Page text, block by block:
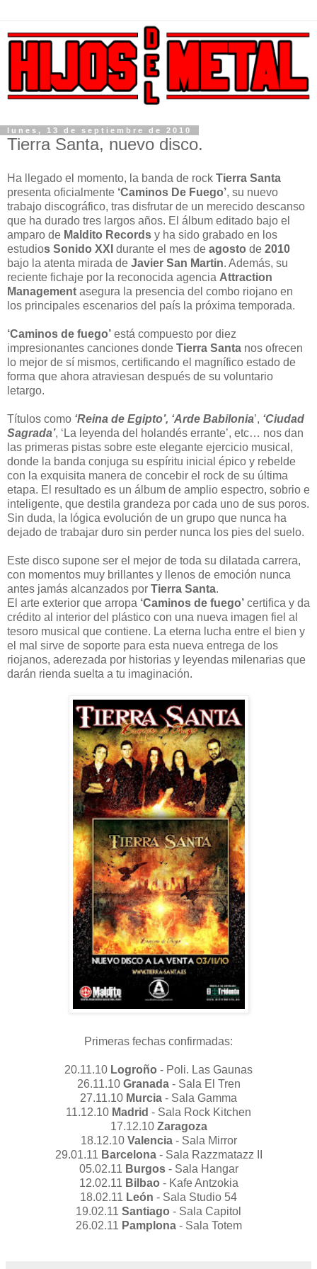
lunes, 13 de septiembre de 2010
Tierra Santa, nuevo disco.
Ha llegado el momento, la banda de rock Tierra Santa
presenta oficialmente ‘Caminos De Fuego’, su nuevo
trabajo discográfico, tras disfrutar de un merecido descanso
que ha durado tres largos años. El álbum editado bajo el
amparo de Maldito Records y ha sido grabado en los
estudios Sonido XXI durante el mes de agosto de 2010
bajo la atenta mirada de Javier San Martin. Además, su
reciente fichaje por la reconocida agencia Attraction
Management asegura la presencia del combo riojano en
los principales escenarios del país la próxima temporada.
‘Caminos de fuego’ está compuesto por diez
impresionantes canciones donde Tierra Santa nos ofrecen
lo mejor de sí mismos, certificando el magnífico estado de
forma que ahora atraviesan después de su voluntario
letargo.
Títulos como ‘Reina de Egipto’, ‘Arde Babilonia’, ‘Ciudad
Sagrada’, ‘La leyenda del holandés errante’, etc… nos dan
las primeras pistas sobre este elegante ejercicio musical,
donde la banda conjuga su espíritu inicial épico y rebelde
con la exquisita manera de concebir el rock de su última
etapa. El resultado es un álbum de amplio espectro, sobrio e
inteligente, que destila grandeza por cada uno de sus poros.
Sin duda, la lógica evolución de un grupo que nunca ha
dejado de trabajar duro sin perder nunca los pies del suelo.
Este disco supone ser el mejor de toda su dilatada carrera,
con momentos muy brillantes y llenos de emoción nunca
antes jamás alcanzados por Tierra Santa.
El arte exterior que arropa ‘Caminos de fuego’ certifica y da
crédito al interior del plástico con una nueva imagen fiel al
tesoro musical que contiene. La eterna lucha entre el bien y
el mal sirve de soporte para esta nueva entrega de los
riojanos, aderezada por historias y leyendas milenarias que
darán rienda suelta a tu imaginación.
Primeras fechas confirmadas:
20.11.10 Logroño - Poli. Las Gaunas
26.11.10 Granada - Sala El Tren
27.11.10 Murcia - Sala Gamma
11.12.10 Madrid - Sala Rock Kitchen
17.12.10 Zaragoza
18.12.10 Valencia - Sala Mirror
29.01.11 Barcelona - Sala Razzmatazz II
05.02.11 Burgos - Sala Hangar
12.02.11 Bilbao - Kafe Antzokia
18.02.11 León - Sala Studio 54
19.02.11 Santiago - Sala Capitol
26.02.11 Pamplona - Sala Totem